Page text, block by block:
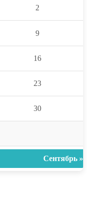
2
9
16
23
30
Сентябрь »